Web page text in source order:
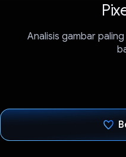
Analisis gambar